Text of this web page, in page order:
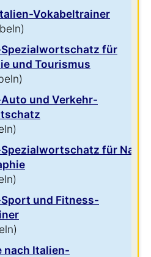
Vokabeltrainer
für
und Tourismus
und Verkehr-
für Natur
und Fitness-
nach Italien-